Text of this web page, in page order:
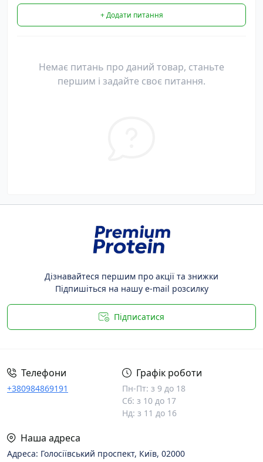
+ Додати питання
Немає питань про даний товар, станьте
першим і задайте своє питання.
Дізнавайтеся першим про акції та знижки
Підпишіться на нашу e-mail розсилку
Підписатися
Телефони
+380984869191
Графік роботи
Пн-Пт: з 9 до 18
Сб: з 10 до 17
Нд: з 11 до 16
Наша адреса
Адреса: Голосіївський проспект, Київ, 02000